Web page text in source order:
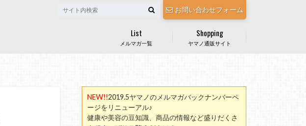
お問い合わせフォーム
メルマガ一覧
List
ヤマノ通販サイト
Shopping
NEW!!2019.5ヤマノのメルマガバックナンバーペ
ージをリニューアル♪
健康や美容の豆知識、商品の情報など盛りだくさ